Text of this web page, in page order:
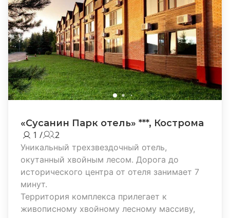
«Сусанин Парк отель» ***, Кострома
1 /
2
Уникальный трехзвездочный отель,
окутанный хвойным лесом. Дорога до
исторического центра от отеля занимает 7
минут.
Территория комплекса прилегает к
живописному хвойному лесному массиву,